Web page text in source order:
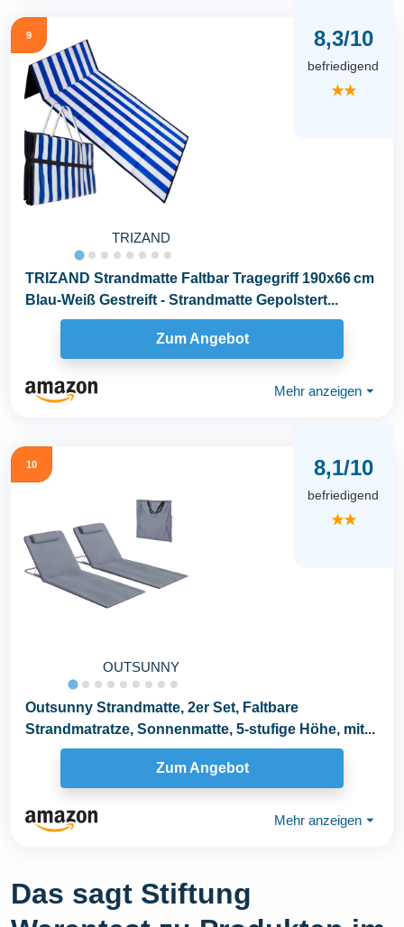
9
TRIZAND
8,3/10
befriedigend
★★
TRIZAND Strandmatte Faltbar Tragegriff 190x66 cm
Blau-Weiß Gestreift - Strandmatte Gepolstert...
Zum Angebot
Mehr anzeigen ⏷
10
OUTSUNNY
8,1/10
befriedigend
★★
Outsunny Strandmatte, 2er Set, Faltbare
Strandmatratze, Sonnenmatte, 5-stufige Höhe, mit...
Zum Angebot
Mehr anzeigen ⏷
Das sagt Stiftung